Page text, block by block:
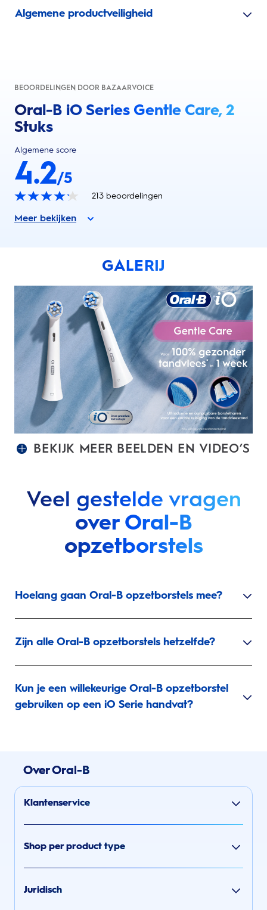
Algemene productveiligheid
BEOORDELINGEN DOOR BAZAARVOICE
Oral-B iO Series Gentle Care, 2
Stuks
Algemene score
4.2/5
213 beoordelingen
Meer bekijken
GALERIJ
BEKIJK MEER BEELDEN EN VIDEO’S
Veel gestelde vragen
over Oral-B
opzetborstels
Hoelang gaan Oral-B opzetborstels mee?
Zijn alle Oral-B opzetborstels hetzelfde?
Kun je een willekeurige Oral-B opzetborstel
gebruiken op een iO Serie handvat?
Over Oral-B
Klantenservice
Shop per product type
Juridisch